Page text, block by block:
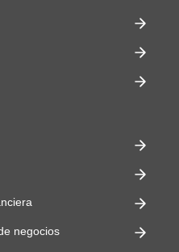
negocios